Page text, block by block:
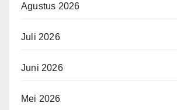
Agustus 2026
Juli 2026
Juni 2026
Mei 2026